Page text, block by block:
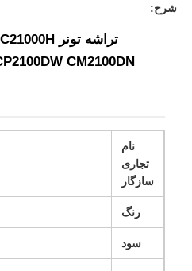
شرح:
CM2100DN
نام
تجاری
سازگار
رنگ
سود